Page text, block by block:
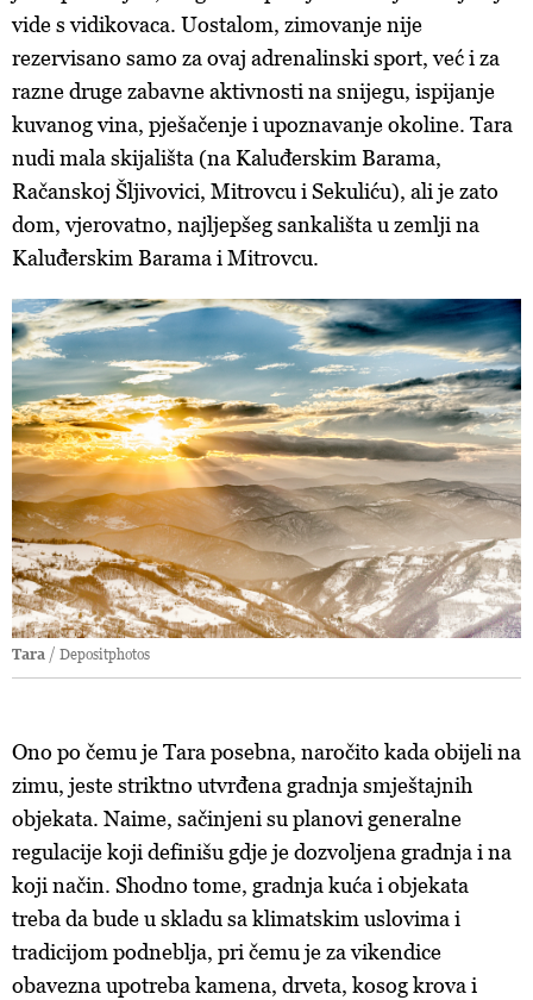
ažurirati klikom na „Prikaži detalje“. Privolu možete u bilo
kojem trenutku povući bez negativnih posljedica.
vide s vidikovaca. Uostalom, zimovanje nije
rezervisano samo za ovaj adrenalinski sport, već i za
razne druge zabavne aktivnosti na snijegu, ispijanje
kuvanog vina, pješačenje i upoznavanje okoline. Tara
nudi mala skijališta (na Kaluđerskim Barama,
Račanskoj Šljivovici, Mitrovcu i Sekuliću), ali je zato
dom, vjerovatno, najljepšeg sankališta u zemlji na
Kaluđerskim Barama i Mitrovcu.
Tara / Depositphotos
Ono po čemu je Tara posebna, naročito kada obijeli na
zimu, jeste striktno utvrđena gradnja smještajnih
objekata. Naime, sačinjeni su planovi generalne
regulacije koji definišu gdje je dozvoljena gradnja i na
koji način. Shodno tome, gradnja kuća i objekata
treba da bude u skladu sa klimatskim uslovima i
tradicijom podneblja, pri čemu je za vikendice
obavezna upotreba kamena, drveta, kosog krova i